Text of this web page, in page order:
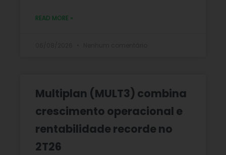
READ MORE »
Multiplan (MULT3) combina
crescimento operacional e
rentabilidade recorde no
2T26